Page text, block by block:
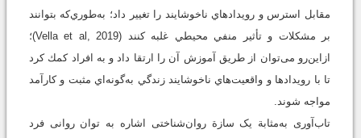
مقابل استرس و رويدادهاي ناخوشايند را تغيير داد؛ به‌طوري‌كه بتوانند
بر مشكلات و تأثير منفي محيطي غلبه كنند (Vella et al, 2019)؛
ازاين‌رو می‌توان از طريق آموزش آن را ارتقا داد و به افراد كمك كرد
تا با رويدادها و واقعيت‌هاي ناخوشايند زندگي به‌گونه‌اي مثبت و كارآمد
مواجه شوند.
تاب‌آوری به‌مثابة یک سازة روان‌شناختی اشاره به توان روانی فرد